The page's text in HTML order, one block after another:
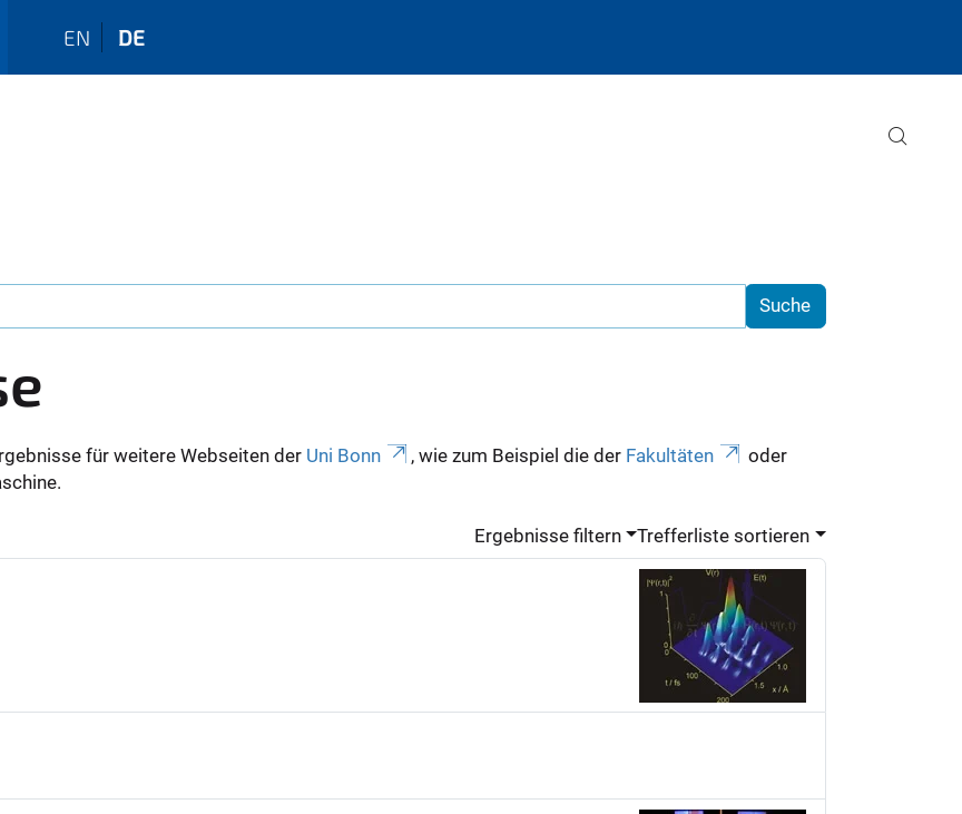
EN DE
für weitere Webseiten der Uni Bonn , wie zum Beispiel die der Fakultäten
oder
Ergebnisse filtern Trefferliste sortieren